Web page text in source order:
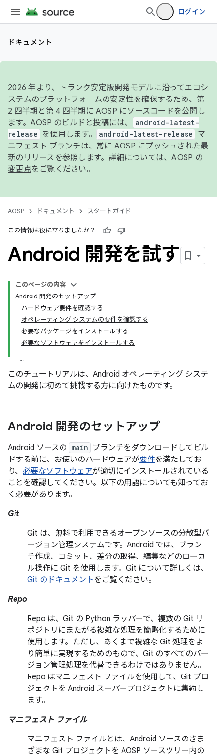
ログイン
ドキュメント
2026 年より、トランク安定版開発モデルに沿ってエコシ
ステムのプラットフォームの安定性を確保するため、第
2 四半期と第 4 四半期に AOSP にソースコードを公開し
ます。AOSP のビルドと投稿には、
android-latest-
release
を使用します。 android-latest-release
マ
ニフェスト ブランチは、常に AOSP にプッシュされた最
新のリリースを参照します。詳細については、AOSP の
変更点をご覧ください。
AOSP ドキュメント スタートガイド
この情報は役に立ちましたか？
Android 開発を試す
このページの内容
Android 開発のセットアップ
ハードウェア要件を確認する
オペレーティング システムの要件を確認する
必要なパッケージをインストールする
必要なソフトウェアをインストールする
このチュートリアルは、Android オペレーティング システ
ムの開発に初めて挑戦する方に向けたものです。
Android 開発のセットアップ
Android ソースの main
ブランチをダウンロードしてビル
ドする前に、お使いのハードウェアが要件を満たしてお
り、 必要なソフトウェアが適切にインストールされている
ことを確認してください。以下の用語についても知ってお
く必要があります。
Git
Git は、無料で利用できるオープンソースの分散型バ
ージョン管理システムです。Android では、ブラン
チ作成、コミット、差分の取得、編集などのローカ
ル操作に Git を使用します。Git について詳しくは、
Git のドキュメントをご覧ください。
Repo
Repo は、Git の Python ラッパーで、複数の Git リ
ポジトリにまたがる複雑な処理を簡略化するために
使用します。ただし、あくまで複雑な Git 処理をよ
り簡単に実現するためのもので、Git のすべてのバー
ジョン管理処理を代替できるわけではありません。
Repo はマニフェスト ファイルを使用して、Git プロ
ジェクトを Android スーパープロジェクトに集約し
ます。
マニフェスト ファイル
マニフェスト ファイルとは、Android ソースのさま
ざまな Git プロジェクトを AOSP ソースツリー内の